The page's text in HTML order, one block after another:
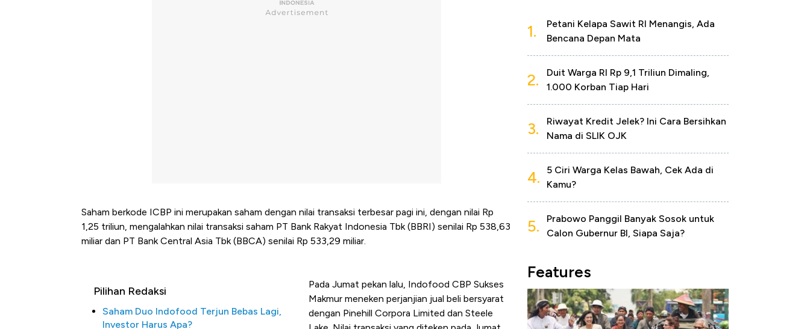
Saham berkode ICBP ini merupakan saham dengan nilai transaksi terbesar pagi ini, dengan nilai Rp
1,25 triliun, mengalahkan nilai transaksi saham PT Bank Rakyat Indonesia Tbk (BBRI) senilai Rp 538,63
miliar dan PT Bank Central Asia Tbk (BBCA) senilai Rp 533,29 miliar.
Pilihan Redaksi
Saham Duo Indofood Terjun Bebas Lagi,
Investor Harus Apa?
Pada Jumat pekan lalu, Indofood CBP Sukses
Makmur meneken perjanjian jual beli bersyarat
dengan Pinehill Corpora Limited dan Steele
1.
Petani Kelapa Sawit RI Menangis, Ada
Bencana Depan Mata
2.
Duit Warga RI Rp 9,1 Triliun Dimaling,
1.000 Korban Tiap Hari
3.
Riwayat Kredit Jelek? Ini Cara Bersihkan
Nama di SLIK OJK
4.
5 Ciri Warga Kelas Bawah, Cek Ada di
Kamu?
5.
Prabowo Panggil Banyak Sosok untuk
Calon Gubernur BI, Siapa Saja?
Features